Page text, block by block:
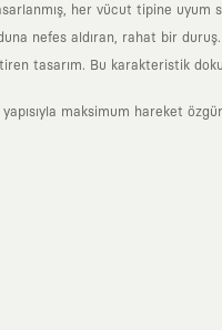
her vücut tipine uyum
nefes aldıran, rahat bir duruş.
tasarım. Bu karakteristik
maksimum hareket